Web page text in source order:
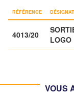
RÉFÉRENCE
4013/20
LOGO
VOUS